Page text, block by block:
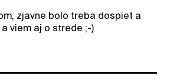
zjavne bolo treba dospiet a
viem aj o strede ;-)